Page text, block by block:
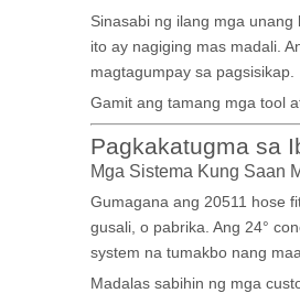
Sinasabi ng ilang mga
ito ay nagiging mas madali.
magtagumpay sa pagsisikap.
Gamit ang tamang mga tool
Pagkakatugma sa
Mga Sistema Kung Saan
Gumagana ang 20511 hose
gusali, o pabrika. Ang 24°
system na tumakbo nang
Madalas sabihin ng mga